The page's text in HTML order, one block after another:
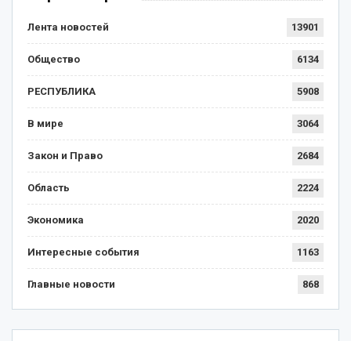
Лента новостей 13901
Общество 6134
РЕСПУБЛИКА 5908
В мире 3064
Закон и Право 2684
Область 2224
Экономика 2020
Интересные события 1163
Главные новости 868